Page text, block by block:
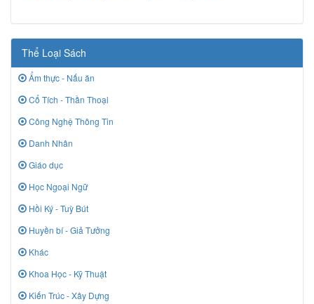
Thể Loại Sách
Ẩm thực - Nấu ăn
Cổ Tích - Thần Thoại
Công Nghệ Thông Tin
Danh Nhân
Giáo dục
Học Ngoại Ngữ
Hồi Ký - Tuỳ Bút
Huyền bí - Giả Tưởng
Khác
Khoa Học - Kỹ Thuật
Kiến Trúc - Xây Dựng